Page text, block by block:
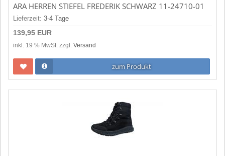
ARA HERREN STIEFEL FREDERIK SCHWARZ 11-24710-01
Lieferzeit: 3-4 Tage
139,95 EUR
inkl. 19 % MwSt. zzgl. Versand
zum Produkt